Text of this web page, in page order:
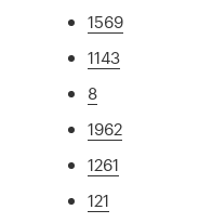
1569
1143
8
1962
1261
121